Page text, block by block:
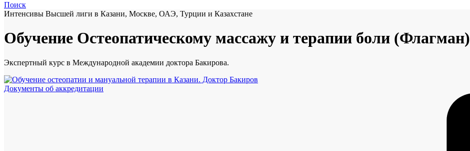
Поиск
Интенсивы Высшей лиги в Казани, Москве, ОАЭ, Турции и Казахстане
Обучение Остеопатическому массажу и терапии боли (Флагман)
Экспертный курс в Международной академии доктора Бакирова.
Документы об аккредитации